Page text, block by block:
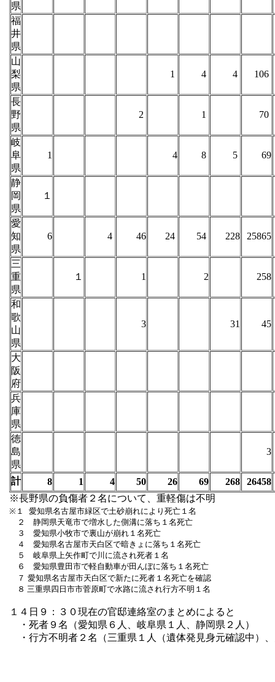
県
福
井
県
山
梨
県
1 4 4 106
長
野
県
2 1 70
岐
阜
県
1 4 8 5 69
静
岡
県
１
愛
知
県
6 4 46 24 54 228 25865
三
重
県
１ 1 2 258
和
歌
山
県
3 31 45
大
阪
府
兵
庫
県
徳
島
県
3
計 8 1 4 50 26 69 268
26458
※長野県の負傷者２名について、重軽傷は不明
※１
愛知県名古屋市緑区で土砂崩れにより死亡１名
２ 静岡県天竜市で増水した側溝に落ち１名死亡
３ 愛知県小牧市で裏山が崩れ１名死亡
４ 愛知県名古屋市天白区で暗きょに落ち１名死亡
５ 岐阜県上矢作町で川に流され死者１名
６ 愛知県豊田市で軽自動車が田んぼに落ち１名死亡
７ 愛知県名古屋市天白区で新たに死者１名死亡を確認
８ 三重県四日市市菅原町で水路に流され行方不明１名
１４日９：３０現在の官邸連絡室のまとめによると
・死者９名（愛知県６人、岐阜県１人、静岡県２人）
・行方不明者２名（三重県１人（遺体発見身元確認中）